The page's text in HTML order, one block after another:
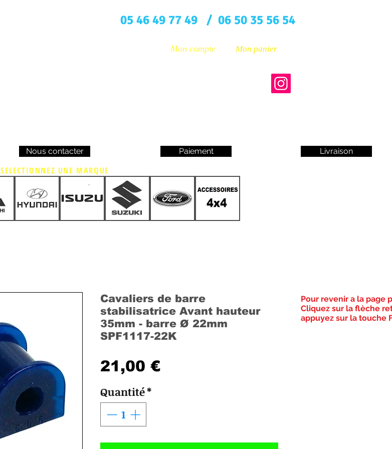
05 46 49 77 49 / 06 50 35 56 54
Mon compte Mon panier
Nous contacter Paiement Livraison
SELECTIONNEZ UNE MARQUE
Cavaliers de barre
stabilisatrice Avant hauteur
35mm - barre Ø 22mm
SPF1117-22K
21,00 €Prix
Quantité*
Pour revenir a la page
Cliquez sur la flèche
appuyez sur la touche